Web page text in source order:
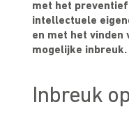
met het
intellectuele
en met het vinden
mogelijke inbreuk.
Inbreuk